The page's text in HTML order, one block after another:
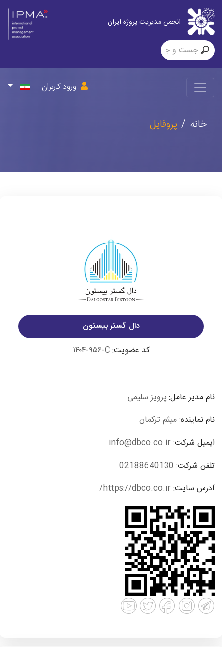
انجمن مدیریت پروژه ایران
ورود کاربران
خانه پروفایل
دال گستر بیستون
کد عضویت:۱۴۰۴-۹۵۶-C
نام مدیر عامل:پرویز سلیمی
نام نماینده: میثم ترکمان
ایمیل شرکت:info@dbco.co.ir
تلفن شرکت:02188640130
آدرس سایت:https://dbco.co.ir/